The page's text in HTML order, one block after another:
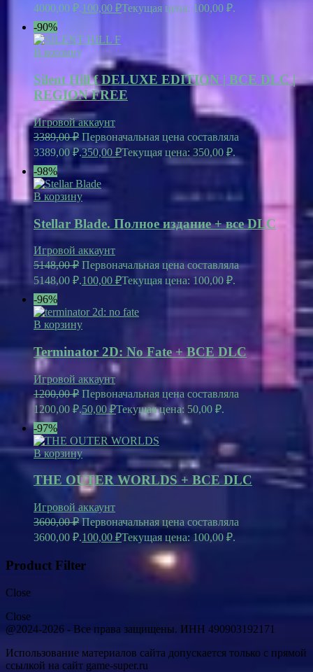
4000,00 ₽.100,00 ₽Текущая цена: 100,00 ₽.
-90%
В корзину
Silent Hill f DELUXE EDITION | ВСЕ DLC |
REGION FREE
Игровой аккаунт
3389,00₽ Первоначальная цена составляла
3389,00 ₽.350,00 ₽Текущая цена: 350,00 ₽.
-98%
В корзину
Stellar Blade. Полное издание + все DLC
Игровой аккаунт
5148,00₽ Первоначальная цена составляла
5148,00 ₽.100,00 ₽Текущая цена: 100,00 ₽.
-96%
В корзину
Terminator 2D: No Fate + ВСЕ DLC
Игровой аккаунт
1200,00₽ Первоначальная цена составляла
1200,00 ₽.50,00₽Текущая цена: 50,00 ₽.
-97%
В корзину
THE OUTER WORLDS + ВСЕ DLC
Игровой аккаунт
3600,00₽ Первоначальная цена составляла
3600,00 ₽.100,00 ₽Текущая цена: 100,00 ₽.
Product Filter
Close
Close
@2024-2026 - Все права защищены. ИНН 490903192171
Использование материалов сайта допускается только с прямой
ссылкой на сайт game-super.ru